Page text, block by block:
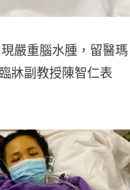
嚴重腦水腫，留醫瑪
牀副教授陳智仁表